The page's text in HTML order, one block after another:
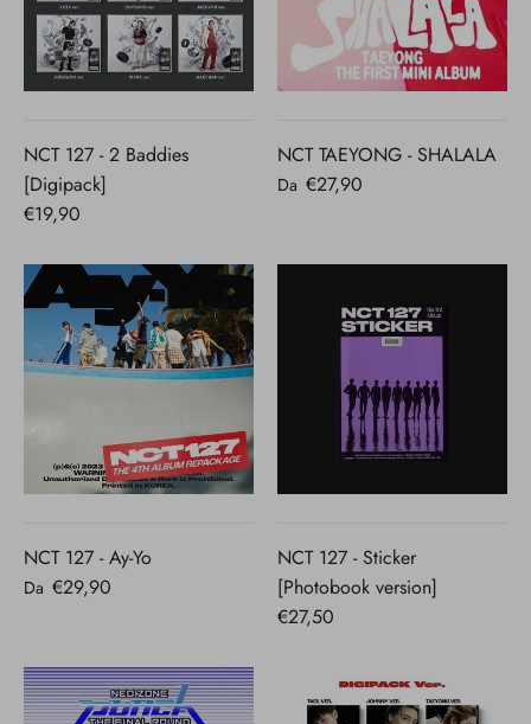
NCT 127 - 2 Baddies
[Digipack]
€19,90
NCT TAEYONG - SHALALA
Da €27,90
NCT 127 - Ay-Yo
Da €29,90
NCT 127 - Sticker
[Photobook version]
€27,50